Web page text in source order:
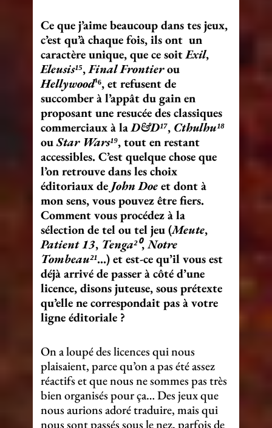
Ce que j’aime beaucoup dans tes jeux,
c’est qu’à chaque fois, ils ont un
caractère unique, que ce soitExil,
Eleusis¹⁵,Final Frontierou
Hellywood¹⁶, et refusent de
succomber à l’appât du gain en
proposant une resucée des classiques
commerciaux à laD&D¹⁷, Cthulhu¹⁸
ouStar Wars¹⁹, tout en restant
accessibles. C’est quelque chose que
l’on retrouve dans les choix
éditoriaux de John Doeet dont à
mon sens, vous pouvez être fiers.
Comment vous procédez à la
sélection de tel ou tel jeu (Meute,
Patient 13, Tenga²⁰,Notre
Tombeau²¹…) et est-ce qu’il vous est
déjà arrivé de passer à côté d’une
licence, disons juteuse, sous prétexte
qu’elle ne correspondait pas à votre
ligne éditoriale ?
On a loupé des licences qui nous
plaisaient, parce qu’on a pas été assez
réactifs et que nous ne sommes pas très
bien organisés pour ça… Des jeux que
nous aurions adoré traduire, mais qui
nous sont passés sous le nez, parfois de